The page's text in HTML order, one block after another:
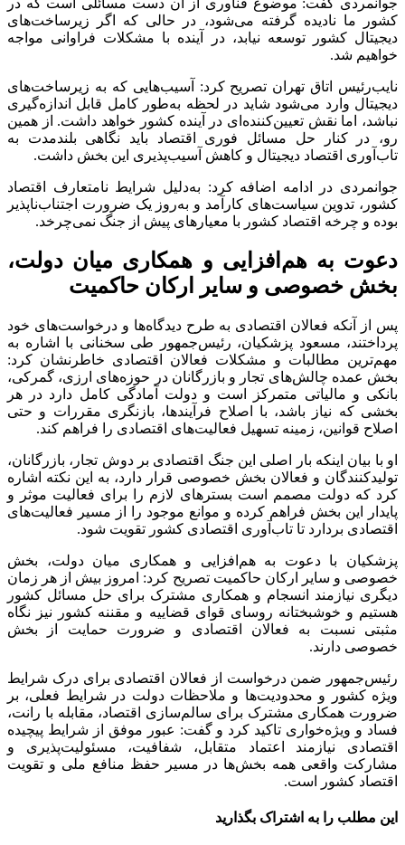
کشور ما نادیده گرفته می‌شود، در حالی که اگر زیرساخت‌های
دیجیتال کشور توسعه نیابد، در آینده با مشکلات فراوانی مواجه
خواهیم شد.
نایب‌رئیس اتاق تهران تصریح کرد: آسیب‌هایی که به زیرساخت‌های
دیجیتال وارد می‌شود شاید در لحظه به‌طور کامل قابل اندازه‌گیری
نباشد، اما نقش تعیین‌کننده‌ای در آینده کشور خواهد داشت. از همین
رو، در کنار حل مسائل فوری اقتصاد باید نگاهی بلندمدت به
تاب‌آوری اقتصاد دیجیتال و کاهش آسیب‌پذیری این بخش داشت.
جوانمردی در ادامه اضافه کرد: به‌دلیل شرایط نامتعارف اقتصاد
کشور، تدوین سیاست‌های کارآمد و به‌روز یک ضرورت اجتناب‌ناپذیر
بوده و چرخه اقتصاد کشور با معیارهای پیش از جنگ نمی‌چرخد.
دعوت به هم‌افزایی و همکاری میان دولت،
بخش خصوصی و سایر ارکان حاکمیت
پس از آنکه فعالان اقتصادی به طرح دیدگاه‌ها و درخواست‌های خود
پرداختند، مسعود پزشکیان، رئیس‌جمهور طی سخنانی با اشاره به
مهم‌ترین مطالبات و مشکلات فعالان اقتصادی خاطرنشان کرد:
بخش عمده چالش‌های تجار و بازرگانان در حوزه‌های ارزی، گمرکی،
بانکی و مالیاتی متمرکز است و دولت آمادگی کامل دارد در هر
بخشی که نیاز باشد، با اصلاح فرآیندها، بازنگری مقررات و حتی
اصلاح قوانین، زمینه تسهیل فعالیت‌های اقتصادی را فراهم کند.
او با بیان اینکه بار اصلی این جنگ اقتصادی بر دوش تجار، بازرگانان،
تولیدکنندگان و فعالان بخش خصوصی قرار دارد، به این نکته اشاره
کرد که دولت مصمم است بسترهای لازم را برای فعالیت موثر و
پایدار این بخش فراهم کرده و موانع موجود را از مسیر فعالیت‌های
اقتصادی بردارد تا تاب‌آوری اقتصادی کشور تقویت شود.
پزشکیان با دعوت به هم‌افزایی و همکاری میان دولت، بخش
خصوصی و سایر ارکان حاکمیت تصریح کرد: امروز بیش از هر زمان
دیگری نیازمند انسجام و همکاری مشترک برای حل مسائل کشور
هستیم و خوشبختانه روسای قوای قضاییه و مقننه کشور نیز نگاه
مثبتی نسبت به فعالان اقتصادی و ضرورت حمایت از بخش
خصوصی دارند.
رئیس‌جمهور ضمن درخواست از فعالان اقتصادی برای درک شرایط
ویژه کشور و محدودیت‌ها و ملاحظات دولت در شرایط فعلی، بر
ضرورت همکاری مشترک برای سالم‌سازی اقتصاد، مقابله با رانت،
فساد و ویژه‌خواری تاکید کرد و گفت: عبور موفق از شرایط پیچیده
اقتصادی نیازمند اعتماد متقابل، شفافیت، مسئولیت‌پذیری و
مشارکت واقعی همه بخش‌ها در مسیر حفظ منافع ملی و تقویت
اقتصاد کشور است.
این مطلب را به اشتراک بگذارید